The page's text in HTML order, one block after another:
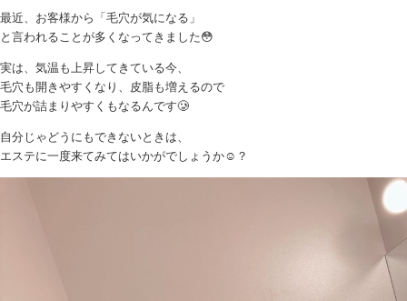
最近、お客様から「毛穴が気になる」
と言われることが多くなってきました😳
実は、気温も上昇してきている今、
毛穴も開きやすくなり、皮脂も増えるので
毛穴が詰まりやすくもなるんです🥲
自分じゃどうにもできないときは、
エステに一度来てみてはいかがでしょうか☺️？